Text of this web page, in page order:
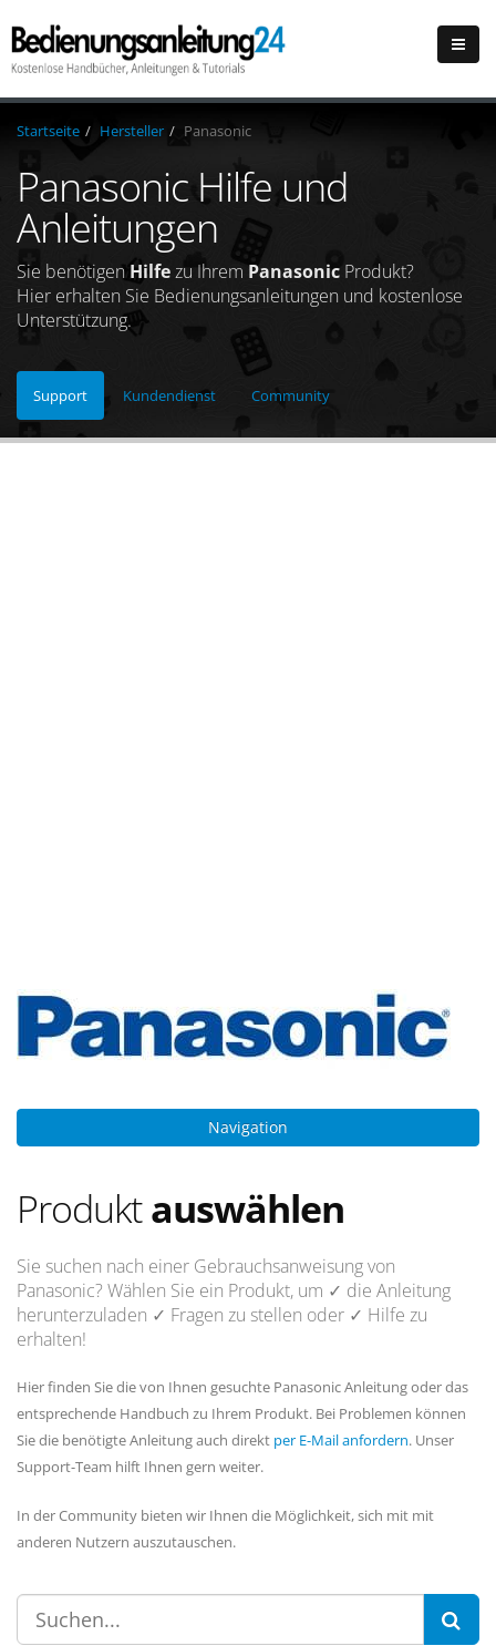
Startseite Hersteller Panasonic
Panasonic Hilfe und
Anleitungen
Sie benötigen Hilfezu Ihrem Panasonic Produkt?
Hier erhalten Sie Bedienungsanleitungen und kostenlose
Unterstützung.
Support Kundendienst Community
Navigation
Produktauswählen
Sie suchen nach einer Gebrauchsanweisung von
Panasonic? Wählen Sie ein Produkt, um ✓ die Anleitung
herunterzuladen ✓ Fragen zu stellen oder ✓ Hilfe zu
erhalten!
Hier finden Sie die von Ihnen gesuchte Panasonic Anleitung oder das
entsprechende Handbuch zu Ihrem Produkt. Bei Problemen können
Sie die benötigte Anleitung auch direkt per E-Mail anfordern. Unser
Support-Team hilft Ihnen gern weiter.
In der Community bieten wir Ihnen die Möglichkeit, sich mit mit
anderen Nutzern auszutauschen.